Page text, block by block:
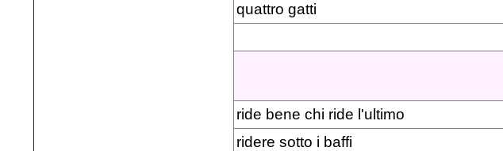
quattro gatti
ride bene chi ride l'ultimo
ridere sotto i baffi